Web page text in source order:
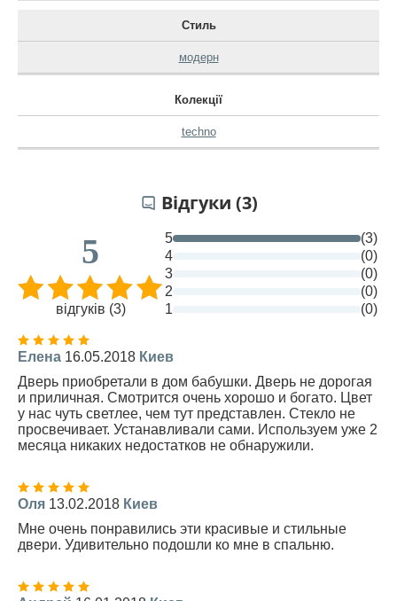
Стиль
модерн
Колекції
techno
Відгуки (3)
5
відгуків (3)
5
(3)
4
(0)
3
(0)
2
(0)
1
(0)
Елена 16.05.2018 Киев
Дверь приобретали в дом бабушки. Дверь не дорогая
и приличная. Смотрится очень хорошо и богато. Цвет
у нас чуть светлее, чем тут представлен. Стекло не
просвечивает. Устанавливали сами. Используем уже 2
месяца никаких недостатков не обнаружили.
Оля 13.02.2018 Киев
Мне очень понравились эти красивые и стильные
двери. Удивительно подошли ко мне в спальню.